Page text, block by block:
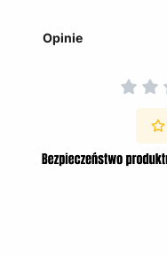
Opinie